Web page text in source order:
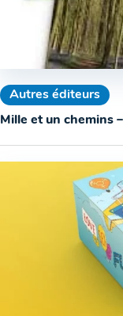
Autres éditeurs
Mille et un chemins